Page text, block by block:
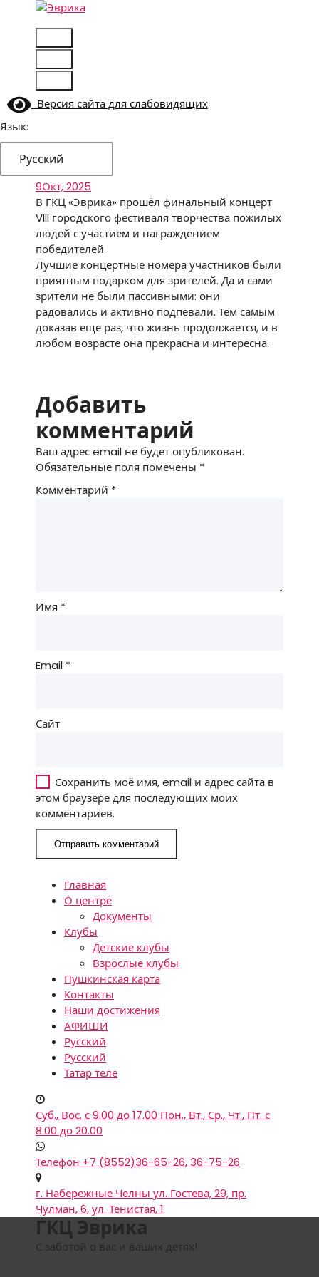
Перейти
Версия сайта для слабовидящих
Язык:
Русский
9Окт, 2025
В ГКЦ «Эврика» прошёл финальный концерт
VIII городского фестиваля творчества пожилых
людей с участием и награждением
победителей.
Лучшие концертные номера участников были
приятным подарком для зрителей. Да и сами
зрители не были пассивными: они
радовались и активно подпевали. Тем самым
доказав еще раз, что жизнь продолжается, и в
любом возрасте она прекрасна и интересна.
Добавить
комментарий
Ваш адрес email не будет опубликован.
Обязательные поля помечены *
Комментарий *
Имя *
Email *
Сайт
Сохранить моё имя, email и адрес сайта в
этом браузере для последующих моих
комментариев.
Главная
О центре
Документы
Клубы
Детские клубы
Взрослые клубы
Пушкинская карта
Контакты
Наши достижения
АФИШИ
Русский
Русский
Татар теле
Суб., Вос. с 9.00 до 17.00 Пон., Вт., Ср., Чт., Пт. с
8.00 до 20.00
Телефон +7 (8552)36-65-26, 36-75-26
г. Набережные Челны ул. Гостева, 29, пр.
Чулман, 6, ул. Тенистая, 1
ГКЦ Эврика
С заботой о вас и ваших детях!